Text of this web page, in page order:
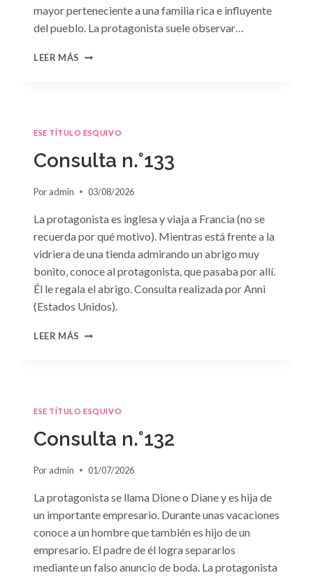
mayor perteneciente a una familia rica e influyente
del pueblo. La protagonista suele observar…
LEER MÁS CONSULTA
ESE TÍTULO ESQUIVO
Consulta n.°133
Por admin 03/08/2026
La protagonista es inglesa y viaja a Francia (no se
recuerda por qué motivo). Mientras está frente a la
vidriera de una tienda admirando un abrigo muy
bonito, conoce al protagonista, que pasaba por allí.
Él le regala el abrigo. Consulta realizada por Anni
(Estados Unidos).
LEER MÁS CONSULTA
ESE TÍTULO ESQUIVO
Consulta n.°132
Por admin 01/07/2026
La protagonista se llama Dione o Diane y es hija de
un importante empresario. Durante unas vacaciones
conoce a un hombre que también es hijo de un
empresario. El padre de él logra separarlos
mediante un falso anuncio de boda. La protagonista